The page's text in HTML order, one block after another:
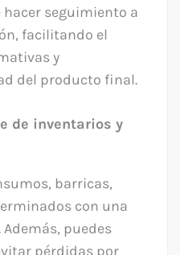
hacer seguimiento a
facilitando el
y
del producto final.
de inventarios y
barricas,
con una
puedes
pérdidas por